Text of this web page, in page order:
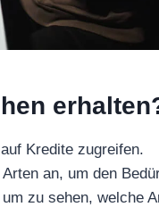
Kredite zugreifen.
an, um den
zu sehen, welche